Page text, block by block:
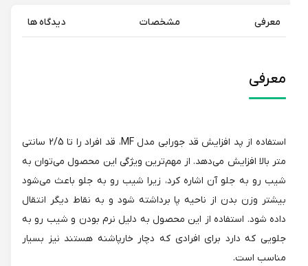
معرفی مشخصات دیدگاه ها
معرفی
استفاده از پد افزایش قد جورابی مدل MF، قد افراد را تا 2/5 سانتی
متر بالا افزایش می‌دهد. از مهم‌ترین ویژگی این محصول می‌توان به
شیب رو به جلو آن اشاره کرد، زیرا شیب رو به جلو باعث می‌شود
بیشتر وزن بدن از ناحیه پا برداشته شود و به نقاط دیگر انتقال
داده شود. استفاده از این محصول به دلیل نرم بودن و شیب رو به
جلویی که دارد برای افرادی که دچار خارپاشنه هستند نیز بسیار
مناسب است.